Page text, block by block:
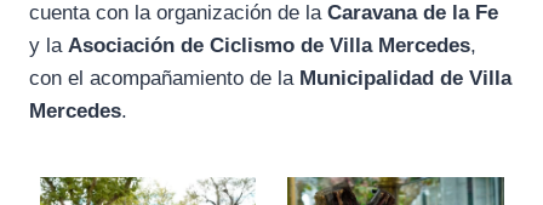
cuenta con la organización de la Caravana de la Fe
y la Asociación de Ciclismo de Villa Mercedes,
con el acompañamiento de la Municipalidad de Villa
Mercedes.